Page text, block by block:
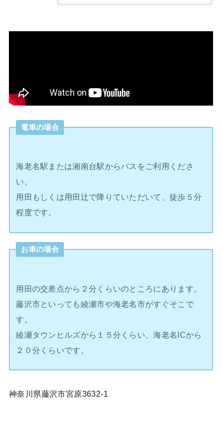
電車の場合
海老名駅または湘南台駅からバスをご利用くださ
い。
用田もしくは用田辻で降りていただいて、徒歩５分
程度です。
お車の場合
用田の交差点から２分くらいのところにあります。
藤沢市といっても綾瀬市や海老名市がすぐそこで
す。
綾瀬タウンヒルズから１５分くらい、海老名ICから
２０分くらいです。
神奈川県藤沢市宮原3632-1